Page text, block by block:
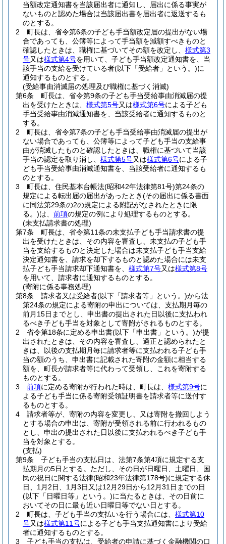
当額改定通知書を当該届出者に通知し、届出に係る事実が
ないものと認めた場合は当該届出書を届出者に返送するも
のとする。
2
町長は、省令第6条の子ども手当額改定届の提出がない場
合であっても、公簿等によって手当額を減額すべきものと
確認したときは、職権に基づいてその額を改定し、 様式第3
号又は様式第4号を用いて、子ども手当額改定通知書を、当
該手当の支給を受けている者(以下「受給者」という。)に
通知するものとする。
(受給事由消滅届の処理及び職権に基づく消滅)
第6条
町長は、省令第9条の子ども手当受給事由消滅届の提
出を受けたときは、 様式第5号又は様式第6号による子ども
手当受給事由消滅通知書を、当該受給者に通知するものと
する。
2
町長は、省令第7条の子ども手当受給事由消滅届の提出が
ない場合であっても、公簿等によって子ども手当の支給事
由が消滅したものと確認したときは、職権に基づいて当該
手当の認定を取り消し、 様式第5号又は様式第6号による子
ども手当受給事由消滅通知書を、当該受給者に通知するも
のとする。
3
町長は、住民基本台帳法(昭和42年法律第81号)第24条の
規定による転出届の届出があったとき(その届出に係る書面
に同法第29条の2の規定による附記がなされたときに限
る。)は、 前項の規定の例により処理するものとする。
(未支払請求書の処理)
第7条
町長は、省令第11条の未支払子ども手当請求書の提
出を受けたときは、その内容を審査し、未支払の子ども手
当を支給するものと決定した場合は未支払子ども手当支給
決定通知書を、請求を却下するものと認めた場合には未支
払子ども手当請求却下通知書を、 様式第7号又は様式第8号
を用いて、請求者に通知するものとする。
(寄附に係る事務処理)
第8条
請求者又は受給者(以下「請求者等」という。)から法
第24条の規定による寄附の申出については、支払期月毎の
前月15日までとし、申出書の提出された日以後に支払われ
るべき子ども手当を対象として寄附がされるものとする。
2
省令第18条に定める申出書(以下「申出書」という。)が提
出されたときは、その内容を審査し、適正と認められたと
きは、以後の支払期月毎に請求者等に支払われる子ども手
当の額のうち、申出書に記載された寄附の金額に相当する
額を、町長が請求者等に代わって受領し、これを寄附する
ものとする。
3
前項に定める寄附が行われた時は、町長は、 様式第9号に
よる子ども手当に係る寄附受領証明書を請求者等に送付す
るものとする。
4
請求者等が、寄附の内容を変更し、又は寄附を撤回しよう
とする場合の申出は、寄附が受領される前に行われるもの
とし、申出の提出された日以後に支払われるべき子ども手
当を対象とする。
(支払)
第9条
子ども手当の支払日は、法第7条第4項に規定する支
払期月の5日とする。 ただし、その日が日曜日、土曜日、国
民の祝日に関する法律(昭和23年法律第178号)に規定する休
日、1月2日、1月3日又は12月29日から12月31日までの日
(以下「日曜日等」という。)に当たるときは、その日前に
おいてその日に最も近い日曜日等でない日とする。
2
町長は、子ども手当の支払いを行う場合には、 様式第10
号又は様式第11号による子ども手当支払通知書により受給
者に通知するものとする。
3
子ども手当の支払は、受給者の申請に基づく金融機関の口